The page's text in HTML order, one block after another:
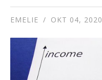
EMELIE OKT 04, 2020